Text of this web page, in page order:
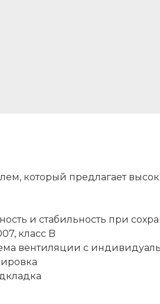
который предлагает
и стабильность при
класс B
вентиляции с